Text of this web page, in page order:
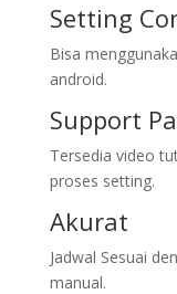
Setting
Bisa
android.
Support
Tersedia video
proses setting.
Akurat
Jadwal Sesuai
manual.